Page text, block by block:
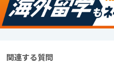
関連する質問